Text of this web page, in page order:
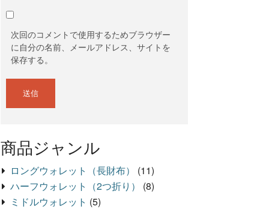
次回のコメントで使用するためブラウザー
に自分の名前、メールアドレス、サイトを
保存する。
商品ジャンル
ロングウォレット（長財布）
(11)
ハーフウォレット（2つ折り）
(8)
ミドルウォレット (5)